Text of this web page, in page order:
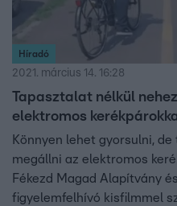
Híradó
2021. március 14. 16:28
Tapasztalat nélkül
elektromos
Könnyen lehet gyorsulni,
megállni az elektromos
Fékezd Magad Alapítvány
figyelemfelhívó kisfilmmel